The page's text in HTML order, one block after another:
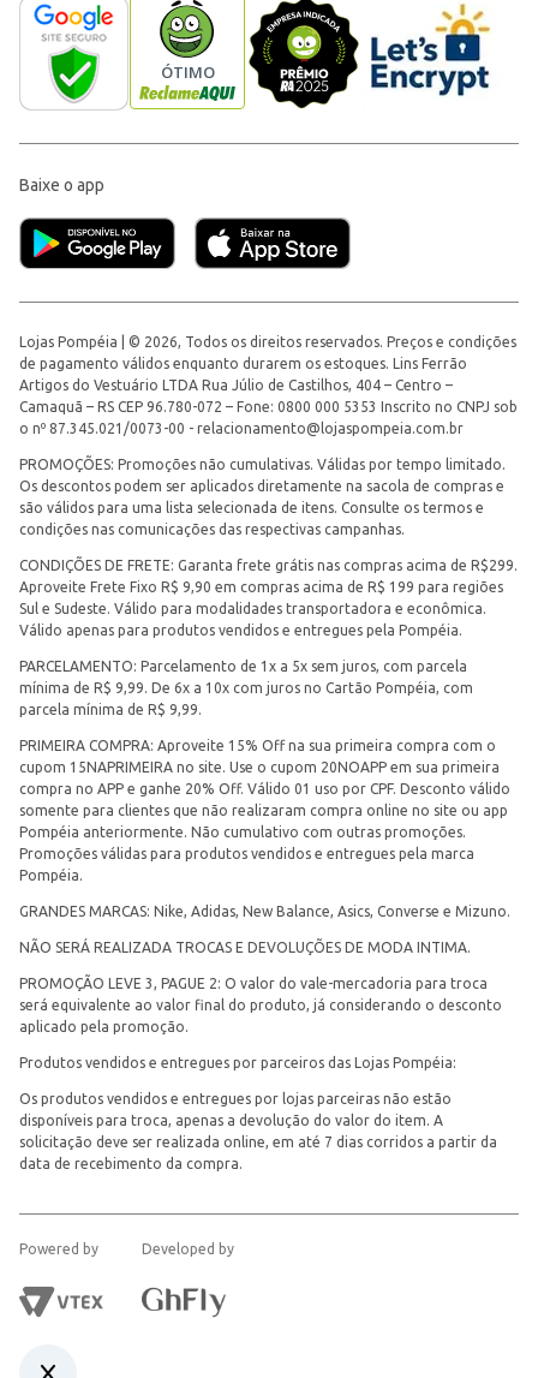
Baixe o app
Lojas Pompéia | © 2026, Todos os direitos reservados. Preços e condições
de pagamento válidos enquanto durarem os estoques. Lins Ferrão
Artigos do Vestuário LTDA Rua Júlio de Castilhos, 404 – Centro –
Camaquã – RS CEP 96.780-072 – Fone: 0800 000 5353 Inscrito no CNPJ sob
o nº 87.345.021/0073-00 - relacionamento@lojaspompeia.com.br
PROMOÇÕES: Promoções não cumulativas. Válidas por tempo limitado.
Os descontos podem ser aplicados diretamente na sacola de compras e
são válidos para uma lista selecionada de itens. Consulte os termos e
condições nas comunicações das respectivas campanhas.
CONDIÇÕES DE FRETE: Garanta frete grátis nas compras acima de R$299.
Aproveite Frete Fixo R$ 9,90 em compras acima de R$ 199 para regiões
Sul e Sudeste. Válido para modalidades transportadora e econômica.
Válido apenas para produtos vendidos e entregues pela Pompéia.
PARCELAMENTO: Parcelamento de 1x a 5x sem juros, com parcela
mínima de R$ 9,99. De 6x a 10x com juros no Cartão Pompéia, com
parcela mínima de R$ 9,99.
PRIMEIRA COMPRA: Aproveite 15% Off na sua primeira compra com o
cupom 15NAPRIMEIRA no site. Use o cupom 20NOAPP em sua primeira
compra no APP e ganhe 20% Off. Válido 01 uso por CPF. Desconto válido
somente para clientes que não realizaram compra online no site ou app
Pompéia anteriormente. Não cumulativo com outras promoções.
Promoções válidas para produtos vendidos e entregues pela marca
Pompéia.
GRANDES MARCAS: Nike, Adidas, New Balance, Asics, Converse e Mizuno.
NÃO SERÁ REALIZADA TROCAS E DEVOLUÇÕES DE MODA INTIMA.
PROMOÇÃO LEVE 3, PAGUE 2: O valor do vale-mercadoria para troca
será equivalente ao valor final do produto, já considerando o desconto
aplicado pela promoção.
Produtos vendidos e entregues por parceiros das Lojas Pompéia:
Os produtos vendidos e entregues por lojas parceiras não estão
disponíveis para troca, apenas a devolução do valor do item. A
solicitação deve ser realizada online, em até 7 dias corridos a partir da
data de recebimento da compra.
Powered by Developed by